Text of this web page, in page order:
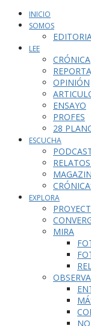
INICIO
SOMOS
LEE
CRÓNICA
OPINIÓN
ENSAYO
PROFES
28
ESCUCHA
EXPLORA
MIRA
OBSERVA